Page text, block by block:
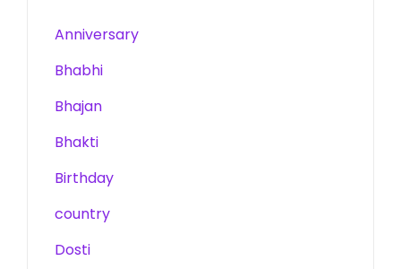
Anniversary
Bhabhi
Bhajan
Bhakti
Birthday
country
Dosti